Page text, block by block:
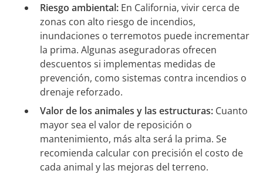
Riesgo ambiental: En California, vivir cerca de
zonas con alto riesgo de incendios,
inundaciones o terremotos puede incrementar
la prima. Algunas aseguradoras ofrecen
descuentos si implementas medidas de
prevención, como sistemas contra incendios o
drenaje reforzado.
Valor de los animales y las estructuras: Cuanto
mayor sea el valor de reposición o
mantenimiento, más alta será la prima. Se
recomienda calcular con precisión el costo de
cada animal y las mejoras del terreno.